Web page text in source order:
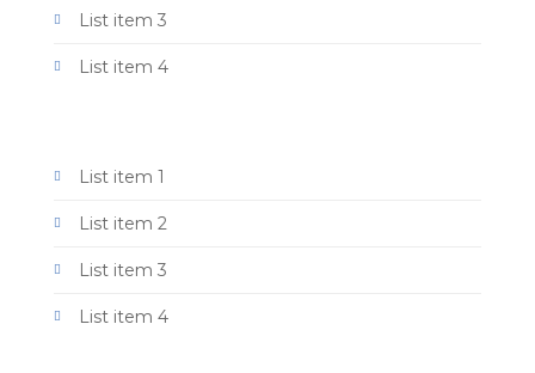
List item 3
List item 4
List item 1
List item 2
List item 3
List item 4